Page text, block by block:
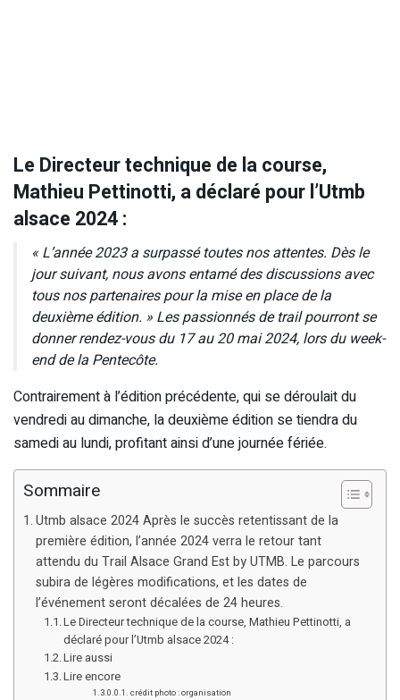
Le Directeur technique de la course,
Mathieu Pettinotti, a déclaré pour l’Utmb
alsace 2024 :
« L’année 2023 a surpassé toutes nos attentes. Dès le
jour suivant, nous avons entamé des discussions avec
tous nos partenaires pour la mise en place de la
deuxième édition. » Les passionnés de trail pourront se
donner rendez-vous du 17 au 20 mai 2024, lors du week-
end de la Pentecôte.
Contrairement à l’édition précédente, qui se déroulait du
vendredi au dimanche, la deuxième édition se tiendra du
samedi au lundi, profitant ainsi d’une journée fériée.
Sommaire
Utmb alsace 2024 Après le succès retentissant de la
première édition, l’année 2024 verra le retour tant
attendu du Trail Alsace Grand Est by UTMB. Le parcours
subira de légères modifications, et les dates de
l’événement seront décalées de 24 heures.
Le Directeur technique de la course, Mathieu Pettinotti, a
déclaré pour l’Utmb alsace 2024 :
Lire aussi
Lire encore
crédit photo : organisation